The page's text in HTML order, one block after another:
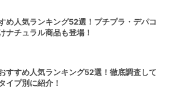
め人気ランキング52選！プチプラ・デパコ
ナチュラル商品も登場！
すすめ人気ランキング52選！徹底調査して
イプ別に紹介！